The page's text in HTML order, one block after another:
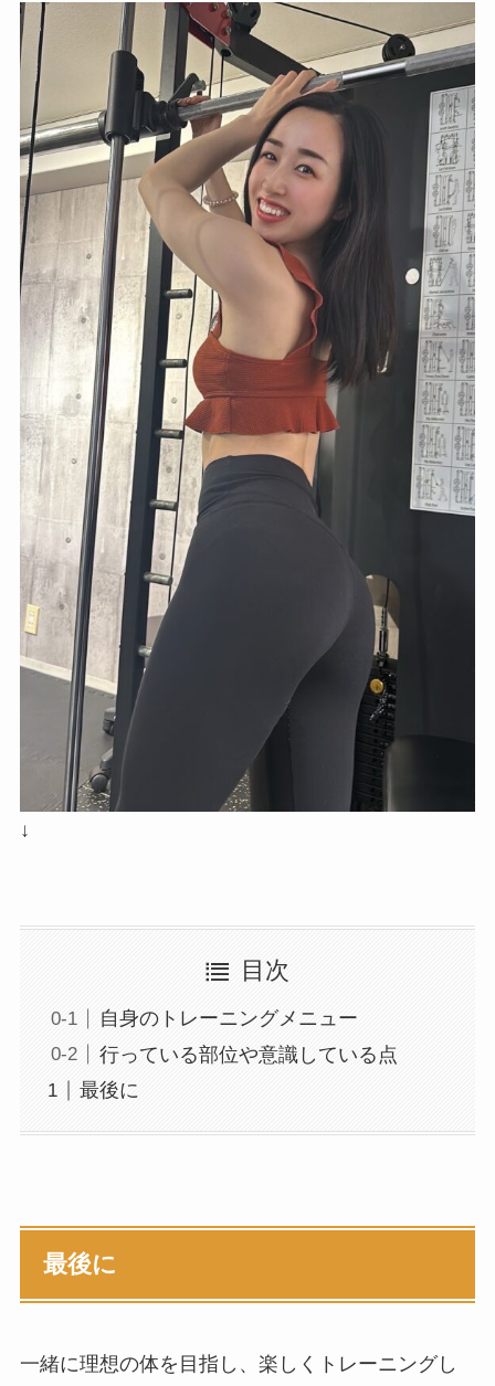
↓
目次
自身のトレーニングメニュー
行っている部位や意識している点
最後に
最後に
一緒に理想の体を目指し、楽しくトレーニングし